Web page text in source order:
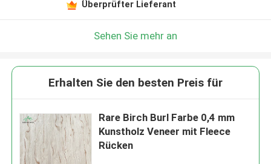
Überprüfter Lieferant
Sehen Sie mehr an
Erhalten Sie den besten Preis für
Rare Birch Burl Farbe 0,4 mm
Kunstholz Veneer mit Fleece
Rücken